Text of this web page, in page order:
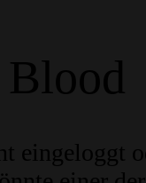
eingeloggt